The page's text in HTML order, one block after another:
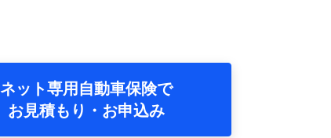
ネット専用自動車保険で
お見積もり・お申込み